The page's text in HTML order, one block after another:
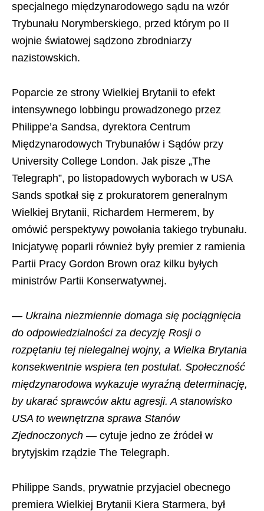
specjalnego międzynarodowego sądu na wzór
Trybunału Norymberskiego, przed którym po II
wojnie światowej sądzono zbrodniarzy
nazistowskich.
Poparcie ze strony Wielkiej Brytanii to efekt
intensywnego lobbingu prowadzonego przez
Philippe’a Sandsa, dyrektora Centrum
Międzynarodowych Trybunałów i Sądów przy
University College London. Jak pisze „The
Telegraph”, po listopadowych wyborach w USA
Sands spotkał się z prokuratorem generalnym
Wielkiej Brytanii, Richardem Hermerem, by
omówić perspektywy powołania takiego trybunału.
Inicjatywę poparli również były premier z ramienia
Partii Pracy Gordon Brown oraz kilku byłych
ministrów Partii Konserwatywnej.
— Ukraina niezmiennie domaga się pociągnięcia
do odpowiedzialności za decyzję Rosji o
rozpętaniu tej nielegalnej wojny, a Wielka Brytania
konsekwentnie wspiera ten postulat. Społeczność
międzynarodowa wykazuje wyraźną determinację,
by ukarać sprawców aktu agresji. A stanowisko
USA to wewnętrzna sprawa Stanów
Zjednoczonych — cytuje jedno ze źródeł w
brytyjskim rządzie The Telegraph.
Philippe Sands, prywatnie przyjaciel obecnego
premiera Wielkiej Brytanii Kiera Starmera, był